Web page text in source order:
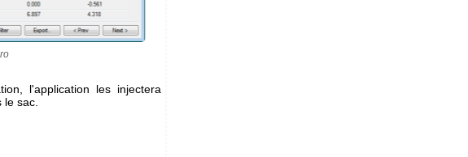
l'application les injectera
sac.